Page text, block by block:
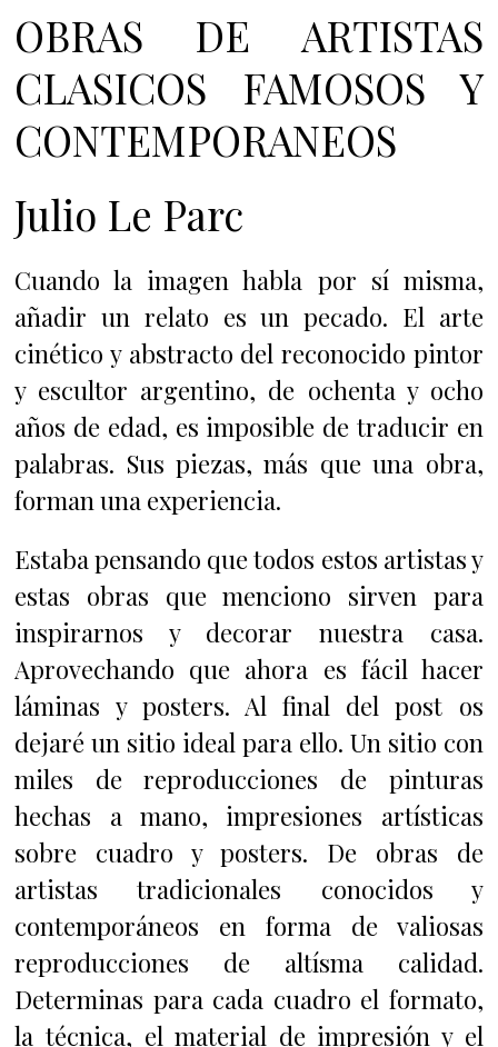
OBRAS DE ARTISTAS
CLASICOS FAMOSOS Y
CONTEMPORANEOS
Julio Le Parc
Cuando la imagen habla por sí misma,
añadir un relato es un pecado. El arte
cinético y abstracto del reconocido pintor
y escultor argentino, de ochenta y ocho
años de edad, es imposible de traducir en
palabras. Sus piezas, más que una obra,
forman una experiencia.
Estaba pensando que todos estos artistas y
estas obras que menciono sirven para
inspirarnos y decorar nuestra casa.
Aprovechando que ahora es fácil hacer
láminas y posters. Al final del post os
dejaré un sitio ideal para ello. Un sitio con
miles de reproducciones de pinturas
hechas a mano, impresiones artísticas
sobre cuadro y posters. De obras de
artistas tradicionales conocidos y
contemporáneos en forma de valiosas
reproducciones de altísma calidad.
Determinas para cada cuadro el formato,
la técnica, el material de impresión y el